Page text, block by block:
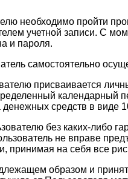
необходимо пройти
учетной записи. С
и пароля.
самостоятельно
присваивается
средств в виде
без каких-либо
не вправе
принимая на себя все
образом и